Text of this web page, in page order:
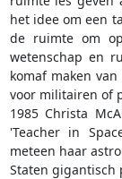
het idee om een
de ruimte om
wetenschap en
komaf maken
voor militairen of
1985 Christa
'Teacher in
meteen haar
Staten gigantisch